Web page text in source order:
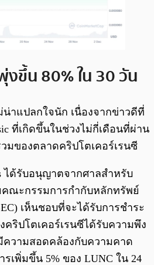
งขึ้น 80% ใน 30 วัน
าแปลกใจนัก เนื่องจากข่าวดีที่
ที่เกิดขึ้นในช่วงไม่กี่เดือนที่ผ่าน
มของตลาดคริปโตเคอร์เรนซี
ได้รับอนุญาตจากศาลสำหรับ
ณะกรรมการกำกับหลักทรัพย์
เห็นชอบที่จะได้รับการชำระ
คริปโตเคอร์เรนซีได้รับความพึง
วามสอดคล้องกับความคาด
เพิ่มขึ้น 5% ของ LUNC ใน 24